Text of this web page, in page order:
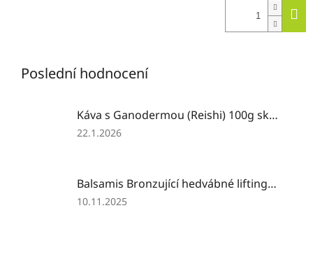
Poslední hodnocení
Káva s Ganodermou (Reishi) 100g sklo
Hodnocení
z
5
22.1.2026
Balsamis Bronzující hedvábné liftingující sérum 30 ml
Hodnocení
10.11.2025